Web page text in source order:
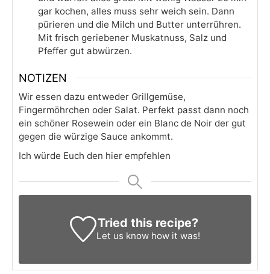
gar kochen, alles muss sehr weich sein. Dann
pürieren und die Milch und Butter unterrühren.
Mit frisch geriebener Muskatnuss, Salz und
Pfeffer gut abwürzen.
NOTIZEN
Wir essen dazu entweder Grillgemüse,
Fingermöhrchen oder Salat. Perfekt passt dann noch
ein schöner Rosewein oder ein Blanc de Noir der gut
gegen die würzige Sauce ankommt.
Ich würde Euch den hier empfehlen
Tried this recipe?
Let us knowhow it was!